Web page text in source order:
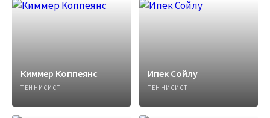
Киммер Коппеянс
ТЕННИСИСТ
Ипек Сойлу
ТЕННИСИСТ